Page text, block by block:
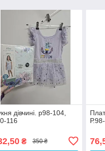
дівчині. р98-104,
116
₴ 350 ₴